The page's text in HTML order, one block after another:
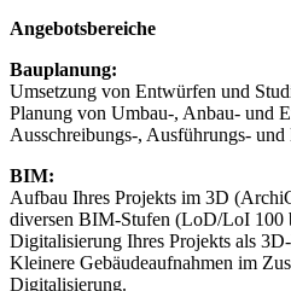
Angebotsbereiche
Bauplanung:
Umsetzung von Entwürfen und
Planung von Umbau-, Anbau- und
Ausschreibungs-, Ausführungs- und
BIM:
Aufbau Ihres Projekts im 3D
diversen BIM-Stufen (LoD/LoI 100
Digitalisierung Ihres Projekts als
Kleinere Gebäudeaufnahmen im
Digitalisierung.